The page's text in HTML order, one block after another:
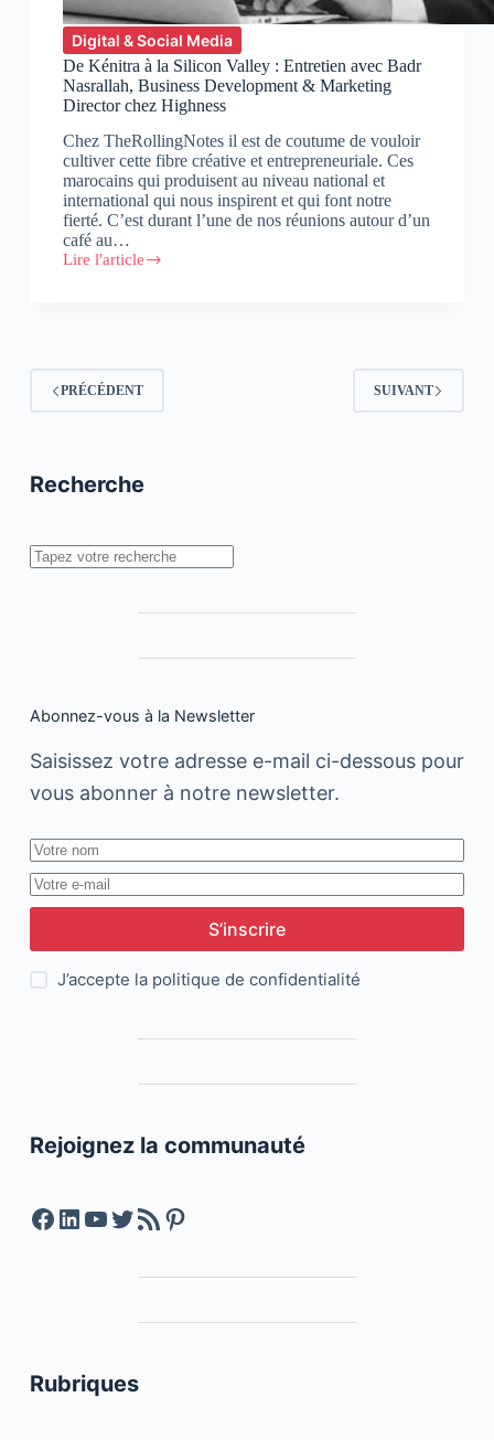
Digital & Social Media
De Kénitra à la Silicon Valley : Entretien avec Badr
Nasrallah, Business Development & Marketing
Director chez Highness
Chez TheRollingNotes il est de coutume de vouloir
cultiver cette fibre créative et entrepreneuriale. Ces
marocains qui produisent au niveau national et
international qui nous inspirent et qui font notre
fierté. C’est durant l’une de nos réunions autour d’un
café au…
Lire l'article
De
Entretien
avec
Business
Development
Director
chez
PRÉCÉDENT SUIVANT
Recherche
Rechercher
Abonnez-vous à la Newsletter
Saisissez votre adresse e-mail ci-dessous pour
vous abonner à notre newsletter.
S’inscrire
J’accepte la politique de confidentialité
Rejoignez la communauté
Facebook
LinkedIn
YouTube
Twitter
Feed RSSPinterest
Rubriques